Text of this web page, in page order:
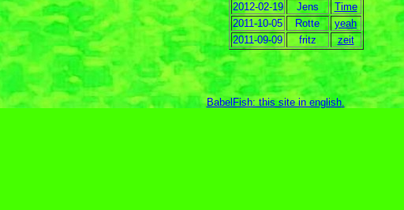
2012-02-19
Jens
Time
2011-10-05
Rotte
yeah
2011-09-09
fritz zeit
BabelFish: this site in english.